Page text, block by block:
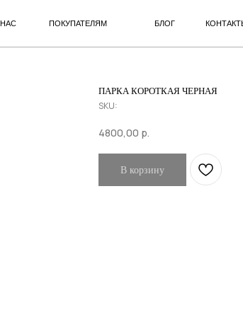
БЛОГ
ПОКУПАТЕЛЯМ КОНТАКТЫ
ПАРКА КОРОТКАЯ ЧЕРНАЯ
SKU:
4800,00 р.
В корзину